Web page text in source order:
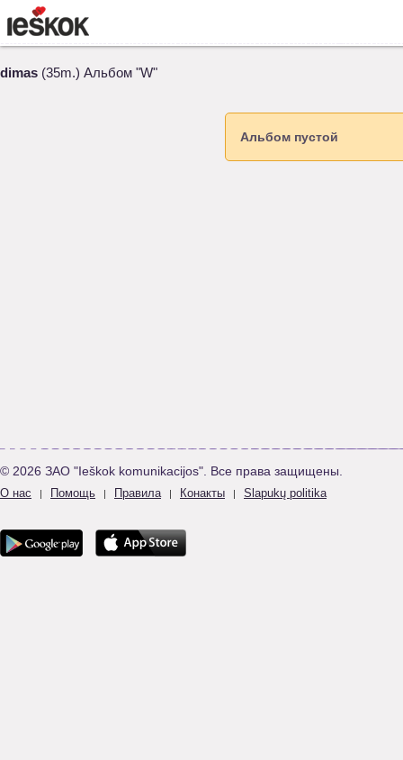
dimas (35m.) Альбом "W"
Aльбом пустой
© 2026 ЗАО "Ieškok komunikacijos". Все права защищены.
О нас | Помощь | Правила | Конакты | Slapukų politika